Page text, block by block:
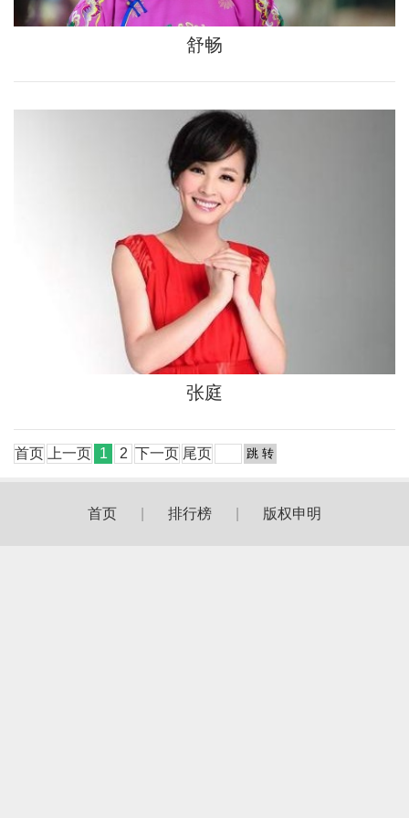
舒畅
张庭
首页 上一页 1 2 下一页 尾页
首页 排行榜 版权申明